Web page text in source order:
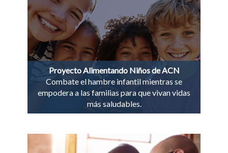
Proyecto Alimentando Niños de ACN
Combate el hambre infantil mientras se
empodera a las familias para que vivan vidas
más saludables.